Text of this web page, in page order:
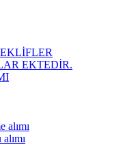
EKTEDİR.
alımı